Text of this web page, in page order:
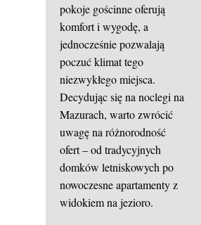
pokoje gościnne oferują
komfort i wygodę, a
jednocześnie pozwalają
poczuć klimat tego
niezwykłego miejsca.
Decydując się na noclegi na
Mazurach, warto zwrócić
uwagę na różnorodność
ofert – od tradycyjnych
domków letniskowych po
nowoczesne apartamenty z
widokiem na jezioro.